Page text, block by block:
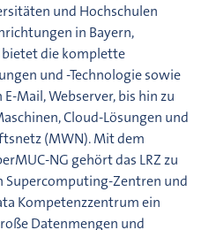
und Hochschulen
in Bayern,
bietet die komplette
und -Technologie sowie
Mail, Webserver, bis hin zu
Cloud-Lösungen und
(MWN). Mit dem
NG gehört das LRZ zu
Zentren und
Kompetenzzentrum ein
Datenmengen und